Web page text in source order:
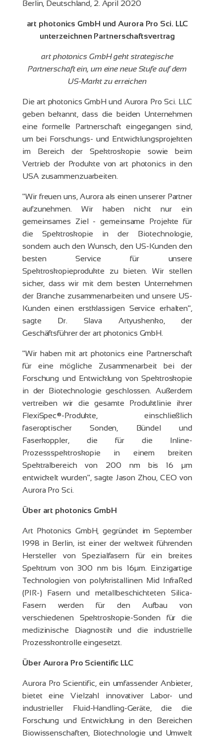
Berlin, Deutschland, 2. April 2020
art photonics GmbH und Aurora Pro Sci. LLC
unterzeichnen Partnerschaftsvertrag
art photonics GmbH geht strategische
Partnerschaft ein, um eine neue Stufe auf dem
US-Markt zu erreichen
Die art photonics GmbH und Aurora Pro Sci. LLC
geben bekannt, dass die beiden Unternehmen
eine formelle Partnerschaft eingegangen sind,
um bei Forschungs- und Entwicklungsprojekten
im Bereich der Spektroskopie sowie beim
Vertrieb der Produkte von art photonics in den
USA zusammenzuarbeiten.
"Wir freuen uns, Aurora als einen unserer Partner
aufzunehmen. Wir haben nicht nur ein
gemeinsames Ziel - gemeinsame Projekte für
die Spektroskopie in der Biotechnologie,
sondern auch den Wunsch, den US-Kunden den
besten Service für unsere
Spektroskopieprodukte zu bieten. Wir stellen
sicher, dass wir mit dem besten Unternehmen
der Branche zusammenarbeiten und unsere US-
Kunden einen erstklassigen Service erhalten",
sagte Dr. Slava Artyushenko, der
Geschäftsführer der art photonics GmbH.
"Wir haben mit art photonics eine Partnerschaft
für eine mögliche Zusammenarbeit bei der
Forschung und Entwicklung von Spektroskopie
in der Biotechnologie geschlossen. Außerdem
vertreiben wir die gesamte Produktlinie ihrer
FlexiSpec®-Produkte, einschließlich
faseroptischer Sonden, Bündel und
Faserkoppler, die für die Inline-
Prozessspektroskopie in einem breiten
Spektralbereich von 200 nm bis 16 µm
entwickelt wurden", sagte Jason Zhou, CEO von
Aurora Pro Sci.
Über art photonics GmbH
Art Photonics GmbH, gegründet im September
1998 in Berlin, ist einer der weltweit führenden
Hersteller von Spezialfasern für ein breites
Spektrum von 300 nm bis 16µm. Einzigartige
Technologien von polykristallinen Mid InfraRed
(PIR-) Fasern und metallbeschichteten Silica-
Fasern werden für den Aufbau von
verschiedenen Spektroskopie-Sonden für die
medizinische Diagnostik und die industrielle
Prozesskontrolle eingesetzt.
Über Aurora Pro Scientific LLC
Aurora Pro Scientific, ein umfassender Anbieter,
bietet eine Vielzahl innovativer Labor- und
industrieller Fluid-Handling-Geräte, die die
Forschung und Entwicklung in den Bereichen
Biowissenschaften, Biotechnologie und Umwelt